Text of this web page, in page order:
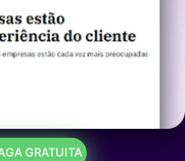
GRATUITA